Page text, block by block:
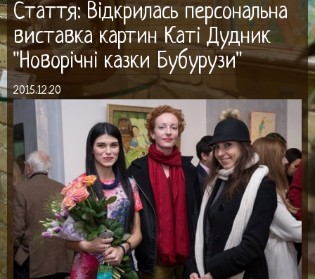
Стаття: Відкрилась персональна
виставка картин Каті Дудник
"Новорічні казки Бубурузи"
2015.12.20